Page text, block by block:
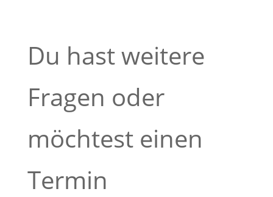
Du hast weitere
Fragen oder
möchtest einen
Termin